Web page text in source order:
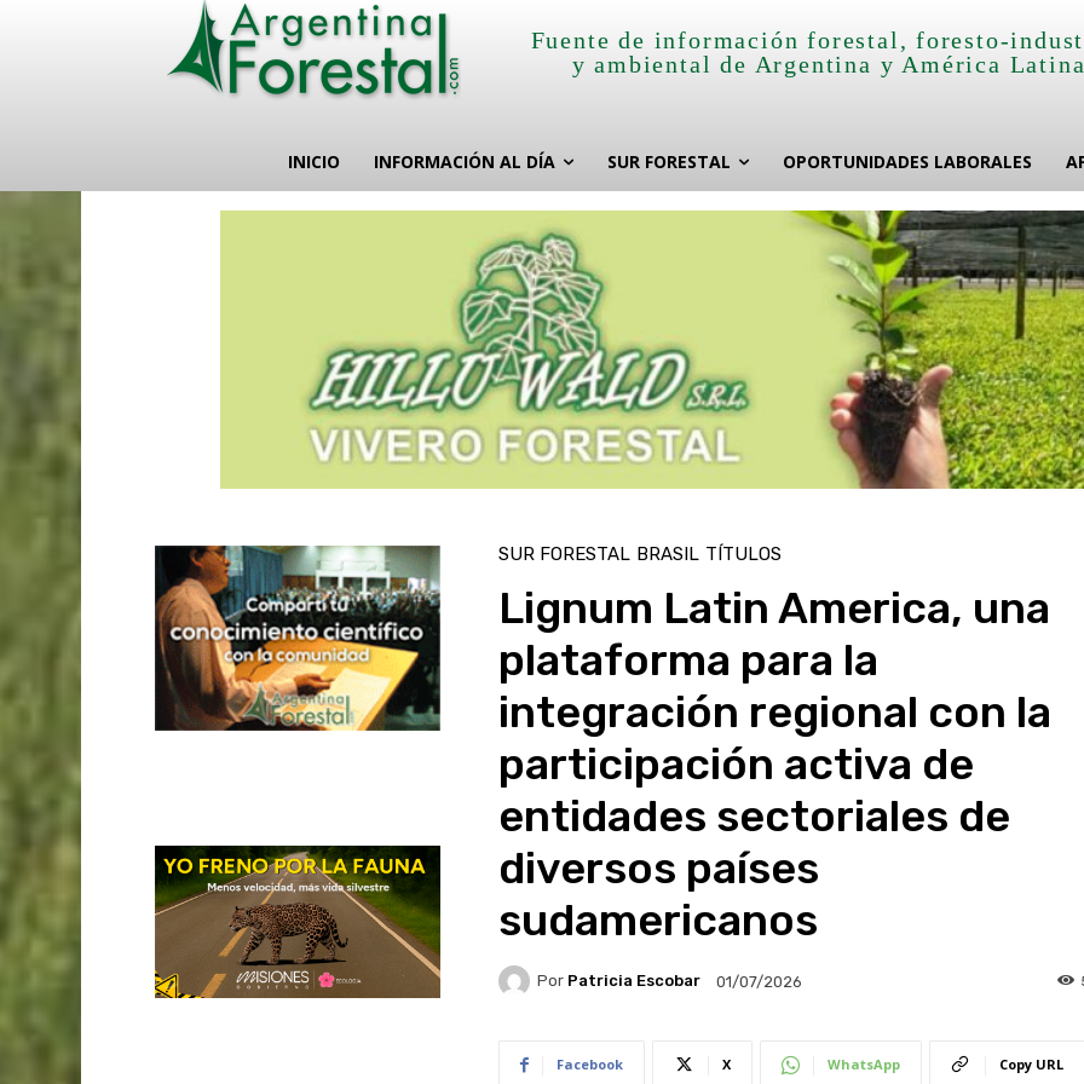
Fuente de información forestal, foresto-
y ambiental de Argentina y América
INICIO INFORMACIÓN AL DÍA SUR FORESTAL OPORTUNIDADES LABORALES
SUR FORESTAL BRASIL TÍTULOS
Lignum Latin America, una
plataforma para la
integración regional con la
participación activa de
entidades sectoriales de
diversos países
sudamericanos
Por Patricia Escobar 01/07/2026
Facebook X WhatsApp Copy URL